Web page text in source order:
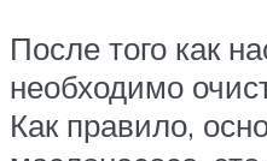
После того как
необходимо
Как правило,